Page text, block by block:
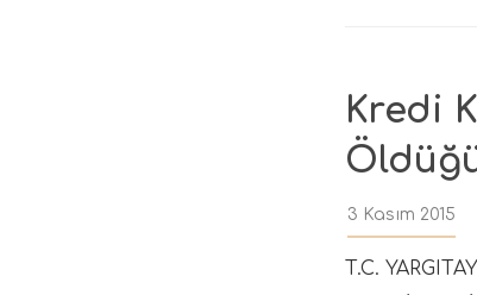
Kredi
3 Kasım 2015
T.C.